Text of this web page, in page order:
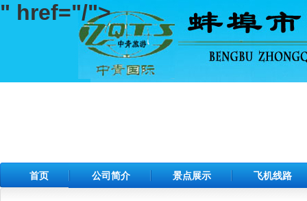
" href="/">
首页 公司简介 景点展示 飞机线路